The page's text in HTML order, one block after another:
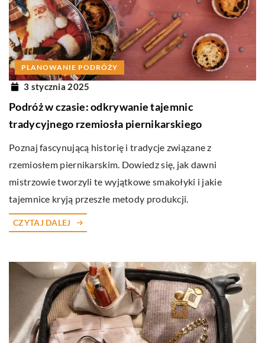
PLANOWANIE PODRÓŻY
3 stycznia 2025
Podróż w czasie: odkrywanie tajemnic
tradycyjnego rzemiosła piernikarskiego
Poznaj fascynującą historię i tradycje związane z
rzemiosłem piernikarskim. Dowiedz się, jak dawni
mistrzowie tworzyli te wyjątkowe smakołyki i jakie
tajemnice kryją przeszłe metody produkcji.
CZYTAJ DALEJ